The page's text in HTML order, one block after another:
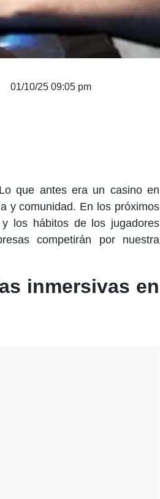
01/10/25 09:05 pm
que antes era un casino en
y comunidad. En los próximos
los hábitos de los jugadores
competirán por nuestra
inmersivas en